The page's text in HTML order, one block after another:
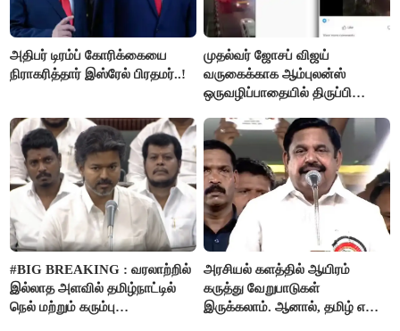
அதிபர் டிரம்ப் கோரிக்கையை
நிராகரித்தார் இஸ்ரேல் பிரதமர்..!
முதல்வர் ஜோசப் விஜய்
வருகைக்காக ஆம்புலன்ஸ்
ஒருவழிப்பாதையில் திருப்பி
தான்..!
#BIG BREAKING : வரலாற்றில்
இல்லாத அளவில் தமிழ்நாட்டில்
நெல் மற்றும் கரும்பு
அரசியல் களத்தில் ஆயிரம்
கருத்து வேறுபாடுகள்
இருக்கலாம். ஆனால், தமிழ் என்று